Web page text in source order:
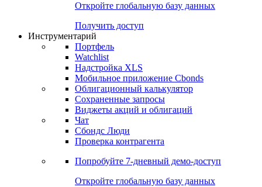
Откройте глобальную базу данных
Получить доступ
Инструментарий
Портфель
Watchlist
Надстройка XLS
Мобильное приложение Cbonds
Облигационный калькулятор
Сохраненные запросы
Виджеты акций и облигаций
Чат
Сбондс Люди
Проверка контрагента
Попробуйте 7-дневный демо-доступ
Откройте глобальную базу данных